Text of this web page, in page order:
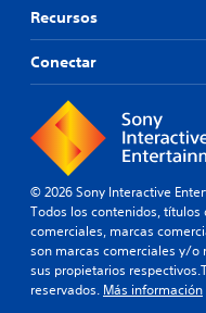
Recursos
Conectar
© 2026 Sony Interactive
Todos los contenidos,
comerciales, marcas
son marcas comerciales y/o
sus propietarios
reservados. Más información